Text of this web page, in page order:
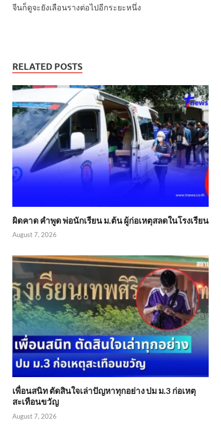
จีนก็ดูจะยังเลือนรางต่อไปอีกระยะหนึ่ง
RELATED POSTS
ผิดคาด คำพูด พ่อนักเรียน ม.ต้น ผู้ก่อเหตุสลดในโรงเรียน
August 7, 2026
เพื่อนสนิท ตัดสินใจเล่าปัญหาทุกอย่าง ปม ม.3 ก่อเหตุ
สะเทือนขวัญ
August 7, 2026